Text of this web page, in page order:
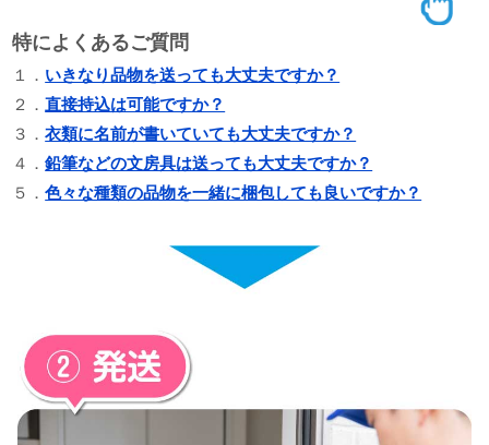
特によくあるご質問
１． いきなり品物を送っても大丈夫ですか？
２．直接持込は可能ですか？
３．衣類に名前が書いていても大丈夫ですか？
４．鉛筆などの文房具は送っても大丈夫ですか？
５．色々な種類の品物を一緒に梱包しても良いですか？